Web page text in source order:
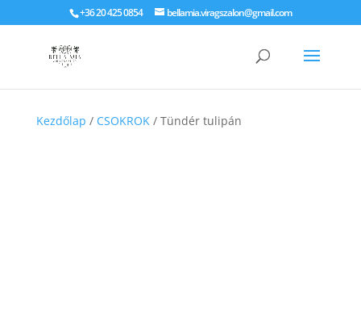
+36 20 425 0854 bellamia.viragszalon@gmail.com
Kezdőlap / CSOKROK/ Tündér tulipán